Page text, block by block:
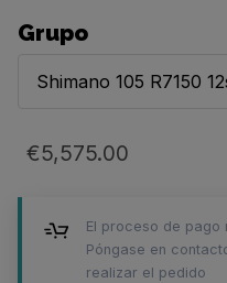
Grupo
Shimano 105 R7150
€5,575.00
El proceso de pago
Póngase en
realizar el pedido